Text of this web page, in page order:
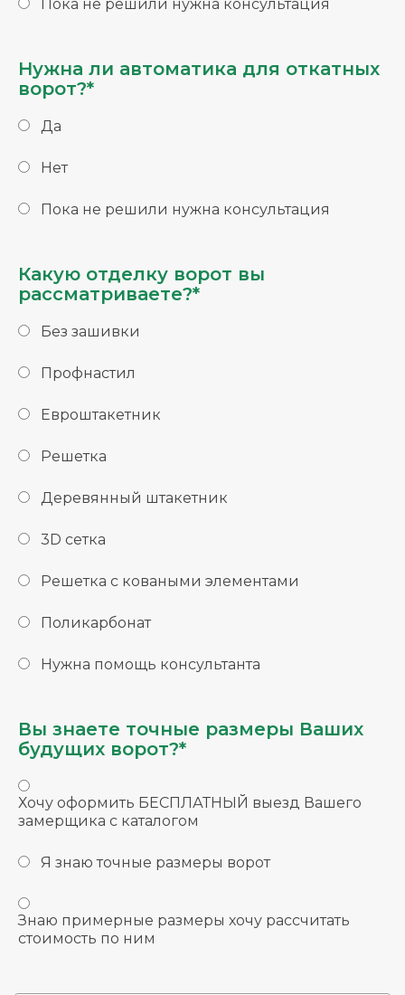
Пока не решили нужна консультация
Нужна ли автоматика для откатных
ворот?*
Да
Нет
Пока не решили нужна консультация
Какую отделку ворот вы
рассматриваете?*
Без зашивки
Профнастил
Евроштакетник
Решетка
Деревянный штакетник
3D сетка
Решетка с коваными элементами
Поликарбонат
Нужна помощь консультанта
Вы знаете точные размеры Ваших
будущих ворот?*
Хочу оформить БЕСПЛАТНЫЙ выезд Вашего
замерщика с каталогом
Я знаю точные размеры ворот
Знаю примерные размеры хочу рассчитать
стоимость по ним